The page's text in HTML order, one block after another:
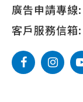
廣告申請專線:
客戶服務信箱: